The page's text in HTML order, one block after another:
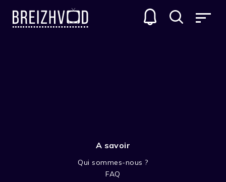
A savoir
Qui sommes-nous ?
FAQ